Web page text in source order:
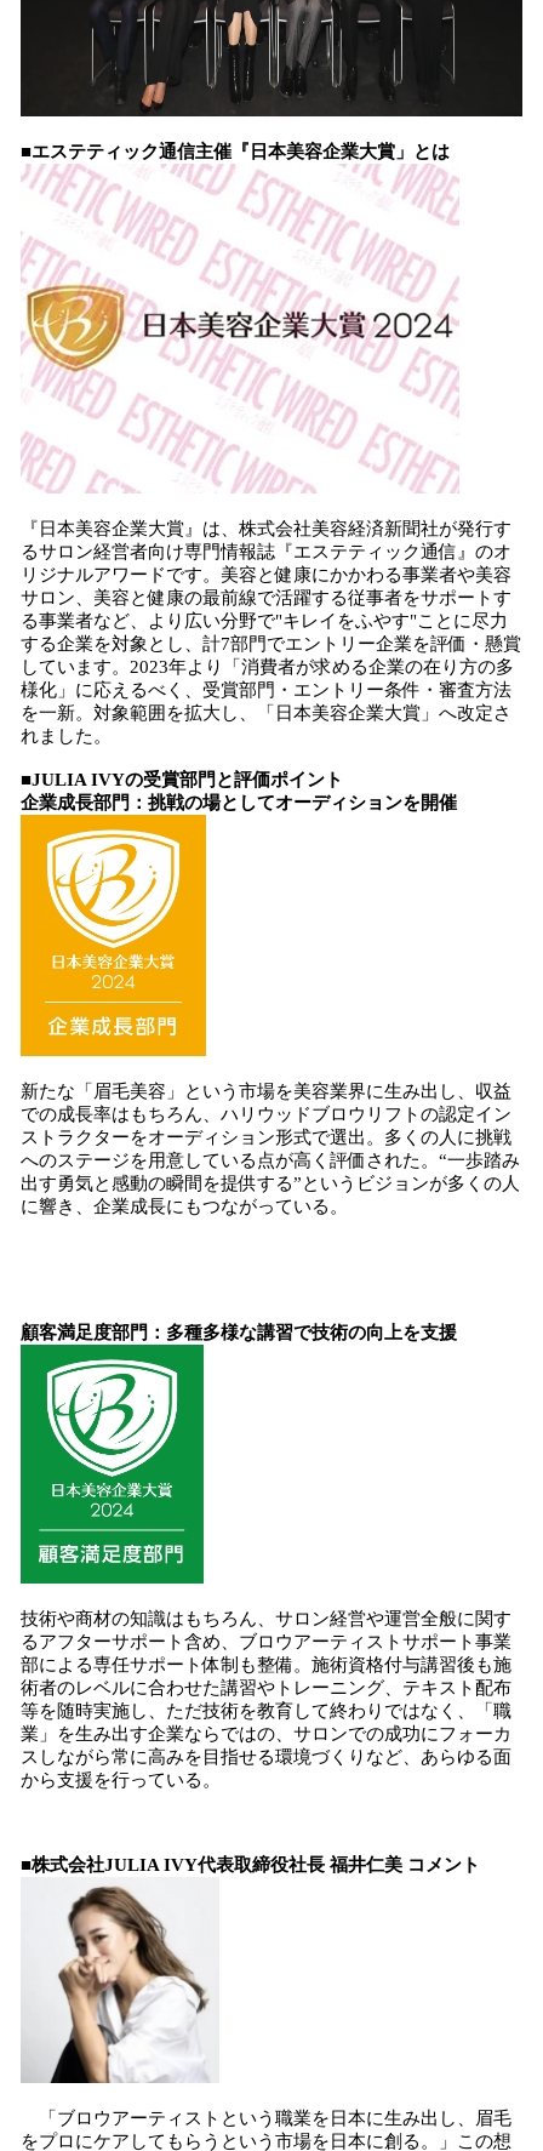
■エステティック通信主催『日本美容企業大賞」とは
『日本美容企業大賞』は、株式会社美容経済新聞社が発行す
るサロン経営者向け専門情報誌『エステティック通信』のオ
リジナルアワードです。美容と健康にかかわる事業者や美容
サロン、美容と健康の最前線で活躍する従事者をサポートす
る事業者など、より広い分野で"キレイをふやす"ことに尽力
する企業を対象とし、計7部門でエントリー企業を評価・懸賞
しています。2023年より「消費者が求める企業の在り方の多
様化」に応えるべく、受賞部門・エントリー条件・審査方法
を一新。対象範囲を拡大し、「日本美容企業大賞」へ改定さ
れました。
■JULIA IVYの受賞部門と評価ポイント
企業成長部門：挑戦の場としてオーディションを開催
新たな「眉毛美容」という市場を美容業界に生み出し、収益
での成長率はもちろん、ハリウッドブロウリフトの認定イン
ストラクターをオーディション形式で選出。多くの人に挑戦
へのステージを用意している点が高く評価された。“一歩踏み
出す勇気と感動の瞬間を提供する”というビジョンが多くの人
に響き、企業成長にもつながっている。
顧客満足度部門：多種多様な講習で技術の向上を支援
技術や商材の知識はもちろん、サロン経営や運営全般に関す
るアフターサポート含め、ブロウアーティストサポート事業
部による専任サポート体制も整備。施術資格付与講習後も施
術者のレベルに合わせた講習やトレーニング、テキスト配布
等を随時実施し、ただ技術を教育して終わりではなく、「職
業」を生み出す企業ならではの、サロンでの成功にフォーカ
スしながら常に高みを目指せる環境づくりなど、あらゆる面
から支援を行っている。
■株式会社JULIA IVY代表取締役社長 福井仁美 コメント
「ブロウアーティストという職業を日本に生み出し、眉毛
をプロにケアしてもらうという市場を日本に創る。」この想